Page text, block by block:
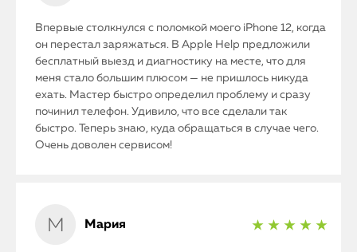
Впервые столкнулся с поломкой моего iPhone 12, когда
он перестал заряжаться. В Apple Help предложили
бесплатный выезд и диагностику на месте, что для
меня стало большим плюсом — не пришлось никуда
ехать. Мастер быстро определил проблему и сразу
починил телефон. Удивило, что все сделали так
быстро. Теперь знаю, куда обращаться в случае чего.
Очень доволен сервисом!
Мария ★ ★ ★ ★ ★